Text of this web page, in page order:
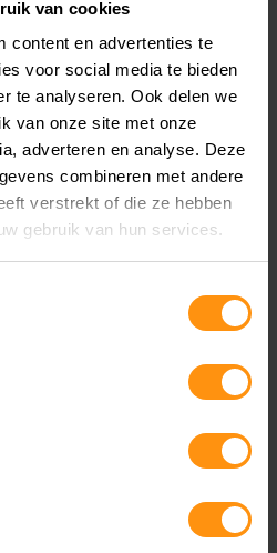
van cookies
content en advertenties te
voor social media te bieden
te analyseren. Ook delen we
van onze site met onze
adverteren en analyse. Deze
combineren met andere
verstrekt of die ze hebben
gebruik van hun services.
zoek naar een ander type
de Yamaha
09 SPof deYamaha MT-
ander Yamaha model
nieuwe Yamaha's.
komen
. We heten je van